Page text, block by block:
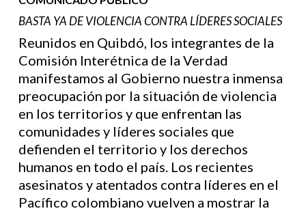
BASTA YA DE VIOLENCIA CONTRA LÍDERES SOCIALES
Reunidos en Quibdó, los integrantes de la
Comisión Interétnica de la Verdad
manifestamos al Gobierno nuestra inmensa
preocupación por la situación de violencia
en los territorios y que enfrentan las
comunidades y líderes sociales que
defienden el territorio y los derechos
humanos en todo el país. Los recientes
asesinatos y atentados contra líderes en el
Pacífico colombiano vuelven a mostrar la